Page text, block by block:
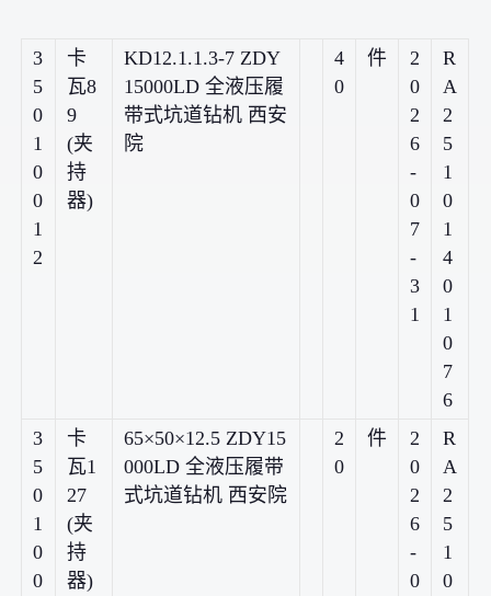
3
5
0
1
0
0
1
2
卡
瓦8
9
(夹
持
器)
KD12.1.1.3-7 ZDY
15000LD 全液压履
带式坑道钻机 西安
院
4
0
件
2
0
2
6
-
0
7
-
3
1
R
A
2
5
1
0
1
4
0
1
0
7
6
3
5
0
1
0
0
卡
瓦1
27
(夹
持
器)
65×50×12.5 ZDY15
000LD 全液压履带
式坑道钻机 西安院
2
0
件
2
0
2
6
-
0
R
A
2
5
1
0